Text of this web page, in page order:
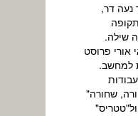
דר,
שילה.
פרוסט
למחשב.
שחורה"
ישראל, 2003) ול"טטריס"